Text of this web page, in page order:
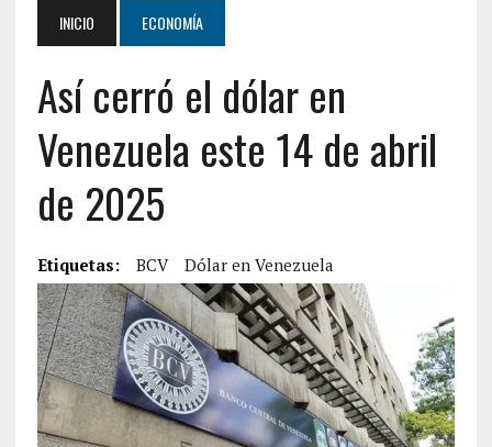
INICIO ECONOMÍA
Así cerró el dólar en
Venezuela este 14 de abril
de 2025
Etiquetas: BCV Dólar en Venezuela